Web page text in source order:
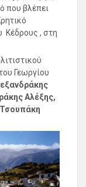
που βλέπει
Κέδρους , στη
Γεωργίου
Αλέξης,